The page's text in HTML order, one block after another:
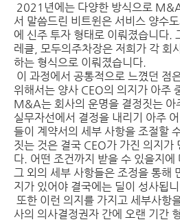
2021년에는 다양한 방식으로
서 말씀드린 비트윈은 서비스 양수
에 신주 투자 형태로 이뤄졌습니다.
레클, 모두의주차장은 저희가 각
하는 형식으로 이뤄졌습니다.
이 과정에서 공통적으로 느꼈던 점
위해서는 양사 CEO의 의지가 아주
M&A는 회사의 운명을 결정짓는 아
실무자선에서 결정을 내리기 아주
들이 계약서의 세부 사항을 조절할
짓는 것은 결국 CEO가 가진 의지가
다. 어떤 조건까지 받을 수 있을지에
그 외의 세부 사항들은 조정을 통해
지가 있어야 결국에는 딜이 성사됩
또한 이런 의지를 가지고 세부사항
사의 의사결정권자 간에 오랜 기간